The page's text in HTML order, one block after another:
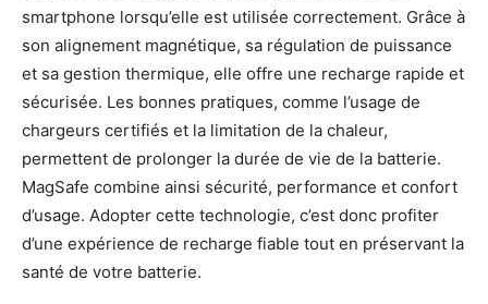
smartphone lorsqu’elle est utilisée correctement. Grâce à
son alignement magnétique, sa régulation de puissance
et sa gestion thermique, elle offre une recharge rapide et
sécurisée. Les bonnes pratiques, comme l’usage de
chargeurs certifiés et la limitation de la chaleur,
permettent de prolonger la durée de vie de la batterie.
MagSafe combine ainsi sécurité, performance et confort
d’usage. Adopter cette technologie, c’est donc profiter
d’une expérience de recharge fiable tout en préservant la
santé de votre batterie.